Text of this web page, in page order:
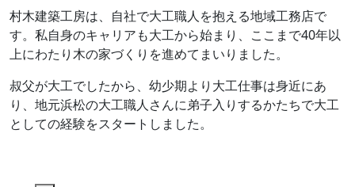
村木建築工房は、自社で大工職人を抱える地域工務店で
す。私自身のキャリアも大工から始まり、ここまで40年以
上にわたり木の家づくりを進めてまいりました。
叔父が大工でしたから、幼少期より大工仕事は身近にあ
り、地元浜松の大工職人さんに弟子入りするかたちで大工
としての経験をスタートしました。